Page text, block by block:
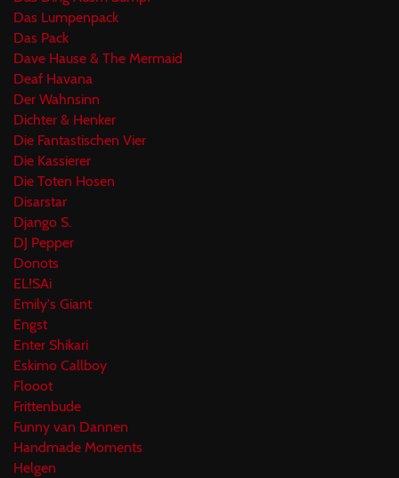
Das Lumpenpack
Das Pack
Dave Hause & The Mermaid
Deaf Havana
Der Wahnsinn
Dichter & Henker
Die Fantastischen Vier
Die Kassierer
Die Toten Hosen
Disarstar
Django S.
DJ Pepper
Donots
EL!SAi
Emily's Giant
Engst
Enter Shikari
Eskimo Callboy
Flooot
Frittenbude
Funny van Dannen
Handmade Moments
Helgen